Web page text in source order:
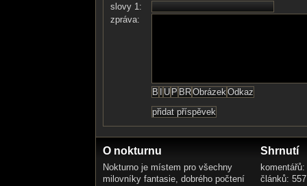
slovy 1:
zpráva:
O nokturnu
Nokturno je místem pro všechny
milovníky fantasie, dobrého počtení
Shrnutí
článků: 557